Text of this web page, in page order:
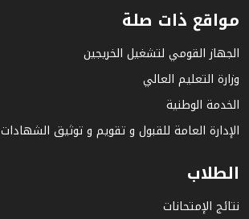
مواقع ذات صلة
الجهاز القومي لتشغيل الخريجين
وزارة التعليم العالي
الخدمة الوطنية
الإدارة العامة للقبول و تقويم و توثيق الشهادات
الطلاب
نتائج الإمتحانات